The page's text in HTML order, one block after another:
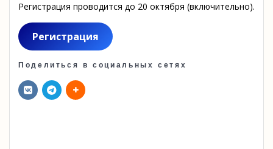
Регистрация проводится до 20 октября (включительно).
Регистрация
Поделиться в социальных сетях